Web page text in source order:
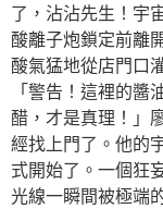
了，沾沾先生！宇
酸離子炮鎖定前離
酸氣猛地從店門口
「警告！這裡的
醋，才是真理！」
經找上門了。他的
式開始了。一個狂
光線一瞬間被極端